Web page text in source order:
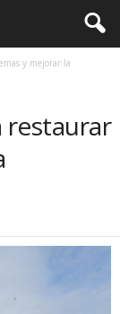
y mejorar la
restaurar